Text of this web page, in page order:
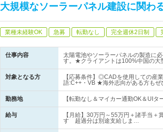
大規模なソーラーパネル建設に関
業種未経験OK 急募 転勤なし 完全週休2日制
仕事内容
太陽電池やソーラーパネルの製造に
す。★クライアントは100%中国の大
対象となる方
【応募条件】◎CADを使用しての産
語:C++・VB ★海外志向がある方もぜ
勤務地 【転勤なし＆マイカー通勤OK＆UI
給与
【月給】30万円～55万円＋諸手当
す 超過分は別途支給しま…